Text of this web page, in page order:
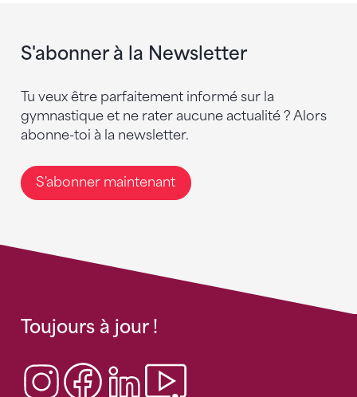
S'abonner à la Newsletter
Tu veux être parfaitement informé sur la
gymnastique et ne rater aucune actualité ? Alors
abonne-toi à la newsletter.
S'abonner maintenant
Toujours à jour !